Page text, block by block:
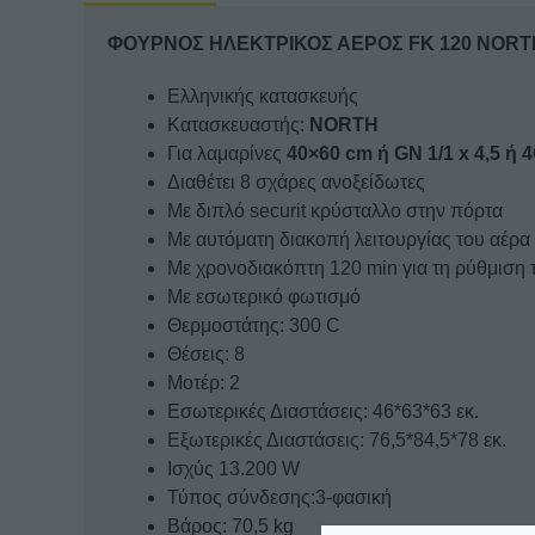
ΦΟΥΡΝΟΣ ΗΛΕΚΤΡΙΚΟΣ ΑΕΡΟΣ FK 120
Ελληνικής κατασκευής
Κατασκευαστής: NORTH
Για λαμαρίνες 40×60 cm ή GN 1/1 x 4,5 ή
Διαθέτει 8 σχάρες ανοξείδωτες
Με διπλό securit κρύσταλλο στην πόρτα
Με αυτόματη διακοπή λειτουργίας του
Με χρονοδιακόπτη 120 min για τη ρύθμιση
Με εσωτερικό φωτισμό
Θερμοστάτης: 300 C
Θέσεις: 8
Μοτέρ: 2
Εσωτερικές Διαστάσεις: 46*63*63 εκ.
Εξωτερικές Διαστάσεις: 76,5*84,5*78 εκ.
Ισχύς 13.200 W
Τύπος σύνδεσης:3-φασική
Βάρος: 70,5 kg